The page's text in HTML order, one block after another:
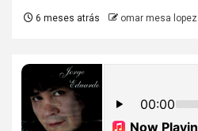
6 meses atrás omar mesa lopez